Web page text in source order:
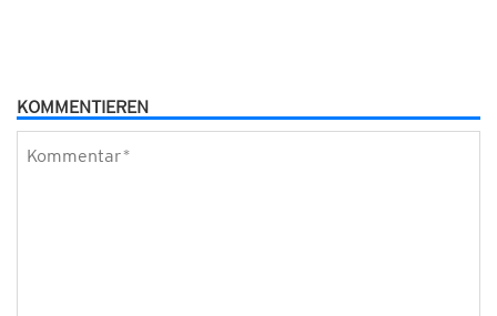
KOMMENTIEREN